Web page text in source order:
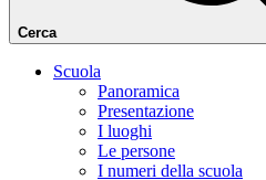
Cerca
Scuola
Panoramica
Presentazione
I luoghi
Le persone
I numeri della scuola